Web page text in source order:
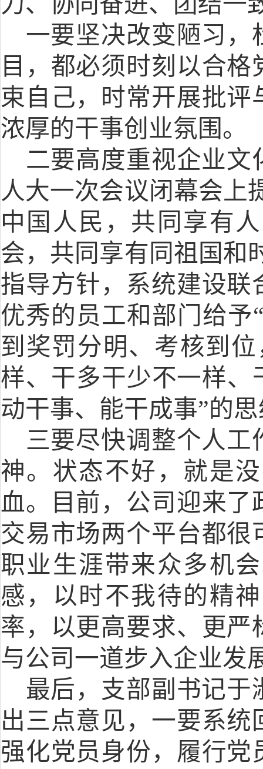
一要坚决改变陋习，
目，都必须时刻以合
束自己，时常开展批
浓厚的干事创业氛围。
二要高度重视企业文
人大一次会议闭幕会上
中国人民，共同享有
会，共同享有同祖国和
指导方针，系统建设
优秀的员工和部门给予
到奖罚分明、考核到
样、干多干少不一样、
动干事、能干成事”的
三要尽快调整个人
神。状态不好，就是
血。目前，公司迎来
交易市场两个平台都
职业生涯带来众多机
感，以时不我待的精
率，以更高要求、更
与公司一道步入企业发
最后，支部副书记
出三点意见，一要系
强化党员身份，履行